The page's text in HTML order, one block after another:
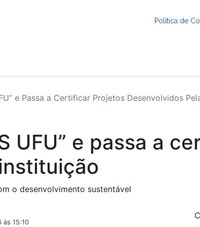
Política de
e Passa a Certificar Projetos Desenvolvidos
UFU” e passa a
o desenvolvimento sustentável
às 15:10